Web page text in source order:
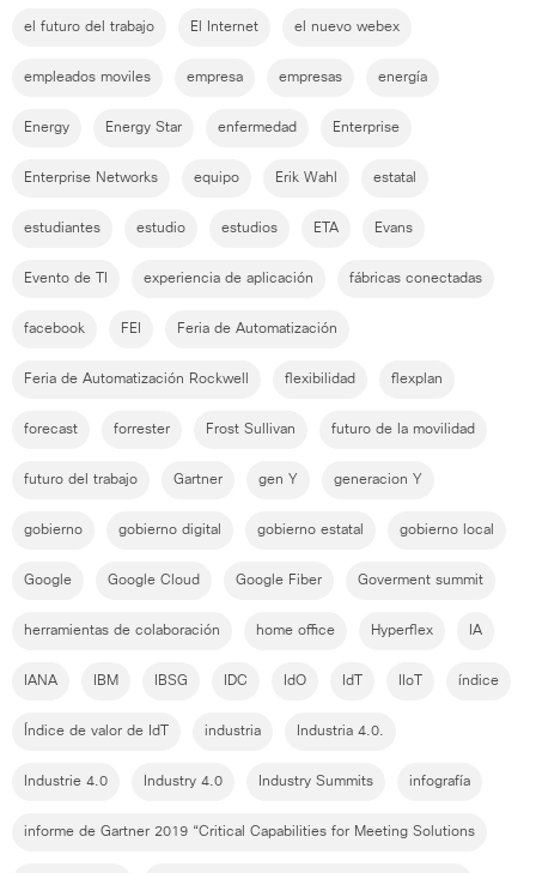
el futuro del trabajo El Internet el nuevo webex
empleados moviles empresa empresas energía
Energy Energy Star enfermedad Enterprise
Enterprise Networks equipo Erik Wahl estatal
estudiantes estudio estudios ETA Evans
Evento de TI experiencia de aplicación fábricas conectadas
facebook FEI Feria de Automatización
Feria de Automatización Rockwell flexibilidad flexplan
forecast forrester Frost Sullivan futuro de la movilidad
futuro del trabajo Gartner gen Y generacion Y
gobierno gobierno digital gobierno estatal gobierno local
Google Google Cloud Google Fiber Goverment summit
herramientas de colaboración home office Hyperflex IA
IANA IBM IBSG IDC IdO IdT IIoT índice
Índice de valor de IdT industria Industria 4.0.
Industrie 4.0 Industry 4.0 Industry Summits infografía
informe de Gartner 2019 “Critical Capabilities for Meeting Solutions